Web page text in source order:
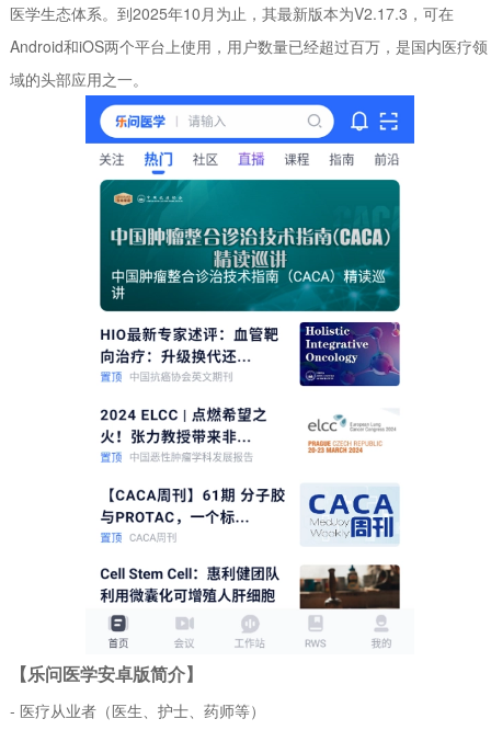
医学生态体系。到2025年10月为止，其最新版本为V2.17.3，可在
Android和iOS两个平台上使用，用户数量已经超过百万，是国内医疗领
域的头部应用之一。
【乐问医学安卓版简介】
- 医疗从业者（医生、护士、药师等）